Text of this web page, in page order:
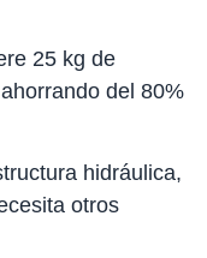
25 kg de
del 80%
hidráulica,
otros